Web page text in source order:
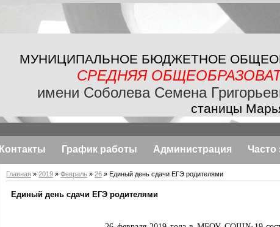
МУНИЦИПАЛЬНОЕ БЮДЖЕТНОЕ
СРЕДНЯЯ
имени Соболева Семена
станицы
Контакты График работы Администрация
Главная »2019 » Февраль » 26 » Единый день сдачи ЕГЭ родителями
Единый день сдачи ЕГЭ родителями